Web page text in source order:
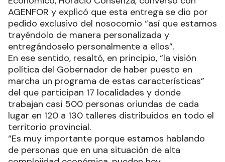
AGENFOR y explicó que esta entrega se dio por
pedido exclusivo del nosocomio “así que estamos
trayéndolo de manera personalizada y
entregándoselo personalmente a ellos”.
En ese sentido, resaltó, en principio, “la visión
política del Gobernador de haber puesto en
marcha un programa de estas características”
del que participan 17 localidades y donde
trabajan casi 500 personas oriundas de cada
lugar en 120 a 130 talleres distribuidos en todo el
territorio provincial.
“Es muy importante porque estamos hablando
de personas que en una situación de alta